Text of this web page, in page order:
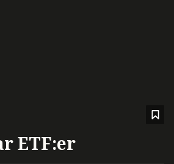
ETF:er